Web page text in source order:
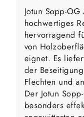
Jotun Sopp-
hochwertiges
hervorragend
von
eignet. Es
der
Flechten und
Der Jotun
besonders